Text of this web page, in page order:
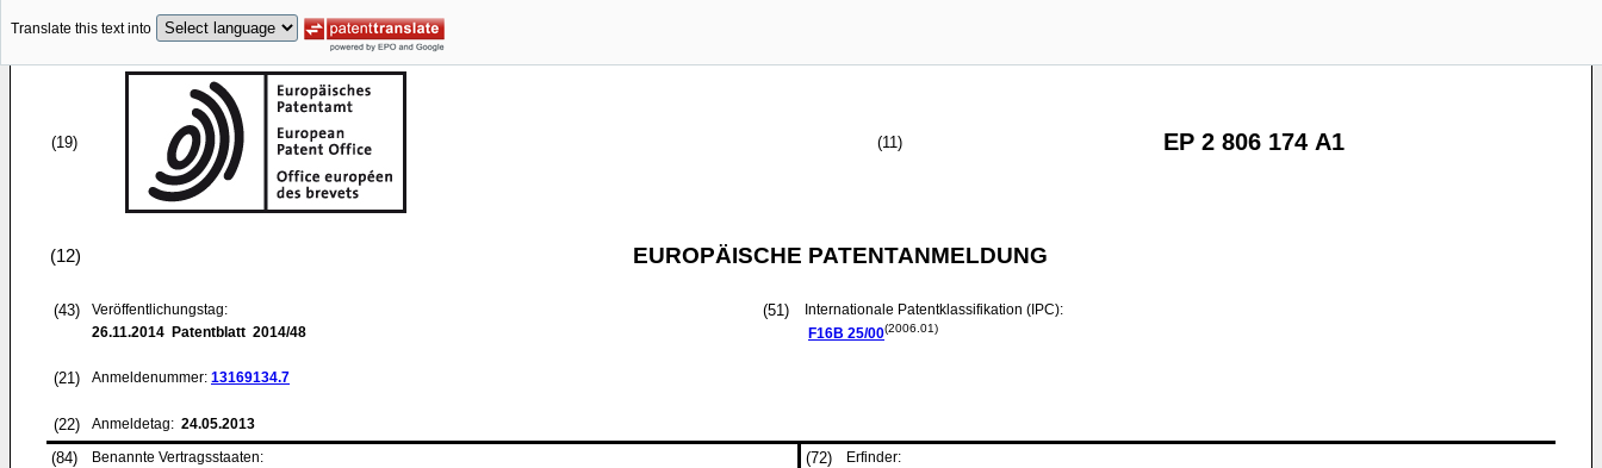
Translate this text into
(19) (11) EP 2 806 174 A1
(12) EUROPÄISCHE PATENTANMELDUNG
(43)
Veröffentlichungstag:
26.11.2014 Patentblatt 2014/48
(21) Anmeldenummer: 13169134.7
(22) Anmeldetag: 24.05.2013
(51)
Internationale Patentklassifikation (IPC):
F16B 25/00(2006.01)
(84)
Benannte Vertragsstaaten:
(72)
Erfinder: